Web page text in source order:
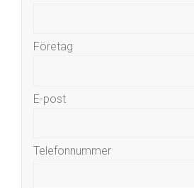
Företag
E-post
Telefonnummer